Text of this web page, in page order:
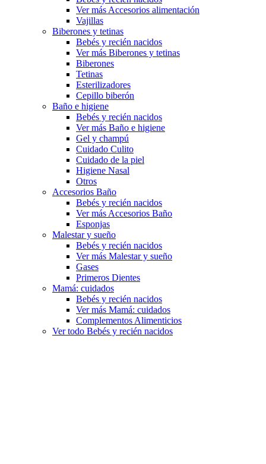
Ver más Accesorios alimentación
Vajillas
Biberones y tetinas
Bebés y recién nacidos
Ver más Biberones y tetinas
Biberones
Tetinas
Esterilizadores
Cepillo biberón
Baño e higiene
Bebés y recién nacidos
Ver más Baño e higiene
Gel y champú
Cuidado Culito
Cuidado de la piel
Higiene Nasal
Otros
Accesorios Baño
Bebés y recién nacidos
Ver más Accesorios Baño
Esponjas
Malestar y sueño
Bebés y recién nacidos
Ver más Malestar y sueño
Gases
Primeros Dientes
Mamá: cuidados
Bebés y recién nacidos
Ver más Mamá: cuidados
Complementos Alimenticios
Ver todo Bebés y recién nacidos